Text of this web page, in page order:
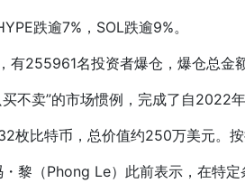
跌逾7%，SOL跌逾9%。
255961名投资者爆仓，爆仓总金
不卖”的市场惯例，完成了自2022
比特币，总价值约250万美元。
黎（Phong Le）此前表示，在特